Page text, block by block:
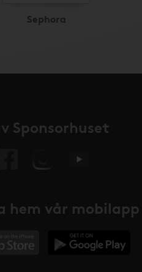
Sephora
Sponsorhuset
hem vår mobilapp